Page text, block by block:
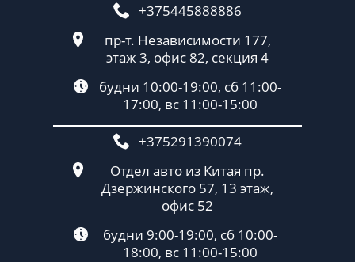
+375445888886
пр-т. Независимости 177,
этаж 3, офис 82, секция 4
будни 10:00-19:00, сб 11:00-
17:00, вс 11:00-15:00
+375291390074
Отдел авто из Китая пр.
Дзержинского 57, 13 этаж,
офис 52
будни 9:00-19:00, сб 10:00-
18:00, вс 11:00-15:00